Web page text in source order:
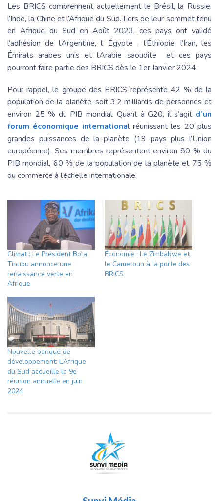
Les BRICS comprennent actuellement le Brésil, la Russie,
l’Inde, la Chine et l’Afrique du Sud. Lors de leur sommet tenu
en Afrique du Sud en Août 2023, ces pays ont validé
l’adhésion de l’Argentine, l’ Égypte , l’Éthiopie, l’Iran, les
Émirats arabes unis et l’Arabie saoudite et ces pays
pourront faire partie des BRICS dès le 1er Janvier 2024.
Pour rappel, le groupe des BRICS représente 42 % de la
population de la planète, soit 3,2 milliards de personnes et
environ 25 % du PIB mondial. Quant à G20, il s’agit d’un
forum économique international réunissant les 20 plus
grandes puissances de la planète (19 pays plus l’Union
européenne). Ses membres représentent environ 80 % du
PIB mondial, 60 % de la population de la planète et 75 %
du commerce à l’échelle internationale.
Climat : Le Président Bola
Tinubu annonce une
renaissance verte en
Afrique
Économie : Le Zimbabwe et
le Cameroun à la porte des
BRICS
Nouvelle banque de
développement: L’Afrique
du Sud accueille la 9e
réunion annuelle en juin
2024